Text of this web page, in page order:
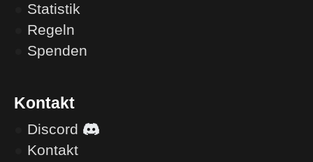
Statistik
Regeln
Spenden
Kontakt
Discord
Kontakt